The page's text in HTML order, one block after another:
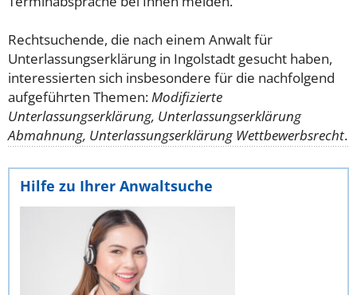
Rechtsuchende, die nach einem Anwalt für
Unterlassungserklärung in Ingolstadt gesucht haben,
interessierten sich insbesondere für die nachfolgend
aufgeführten Themen: Modifizierte
Unterlassungserklärung, Unterlassungserklärung
Abmahnung, Unterlassungserklärung Wettbewerbsrecht.
Hilfe zu Ihrer Anwaltsuche